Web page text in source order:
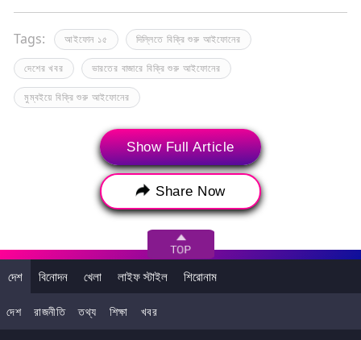
Tags: আইফোন ১৫ দিল্লিতে বিক্রি শুরু আইফোনের
দেশের খবর ভারতের বাজারে বিক্রি শুরু আইফোনের
মুম্বইয়ে বিক্রি শুরু আইফোনের
Show Full Article
Share Now
দেশ বিনোদন খেলা লাইফ স্টাইল শিরোনাম
দেশ রাজনীতি তথ্য শিক্ষা খবর